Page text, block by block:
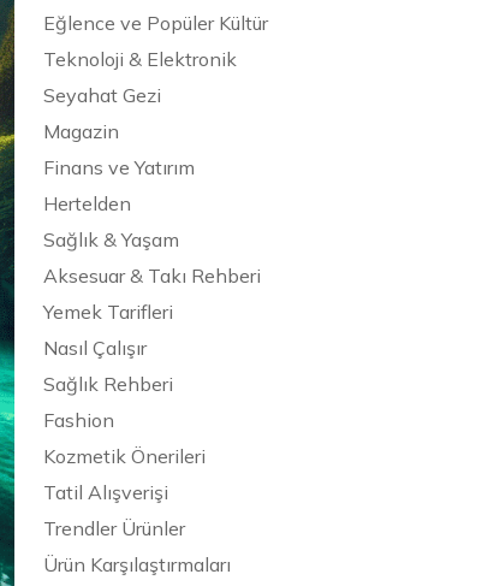
Eğlence ve Popüler Kültür
Teknoloji & Elektronik
Seyahat Gezi
Magazin
Finans ve Yatırım
Hertelden
Sağlık & Yaşam
Aksesuar & Takı Rehberi
Yemek Tarifleri
Nasıl Çalışır
Sağlık Rehberi
Fashion
Kozmetik Önerileri
Tatil Alışverişi
Trendler Ürünler
Ürün Karşılaştırmaları